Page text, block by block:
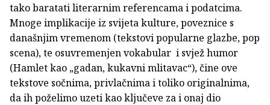
tako baratati literarnim referencama i podatcima.
Mnoge implikacije iz svijeta kulture, poveznice s
današnjim vremenom (tekstovi popularne glazbe, pop
scena), te osuvremenjen vokabular i svjež humor
(Hamlet kao „gadan, kukavni mlitavac“), čine ove
tekstove sočnima, privlačnima i toliko originalnima,
da ih poželimo uzeti kao ključeve za i onaj dio